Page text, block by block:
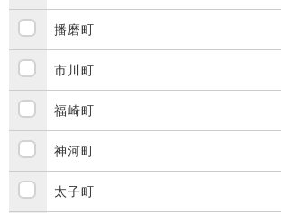
播磨町
市川町
福崎町
神河町
太子町